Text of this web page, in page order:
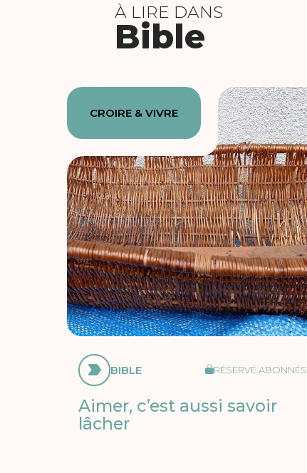
À LIRE DANS
Bible
CROIRE & VIVRE
BIBLE RÉSERVÉ ABONNÉS
Aimer, c’est aussi savoir
lâcher